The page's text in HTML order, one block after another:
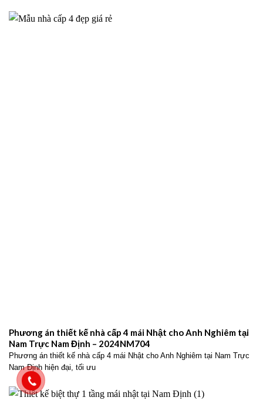
Phương án thiết kế nhà cấp 4 mái Nhật cho Anh Nghiêm tại
Nam Trực Nam Định – 2024NM704
Phương án thiết kế nhà cấp 4 mái Nhật cho Anh Nghiêm tại Nam Trực
Nam Định hiện đại, tối ưu